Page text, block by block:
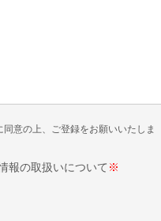
同意の上、ご登録をお願いいたしま
報の取扱いについて ※